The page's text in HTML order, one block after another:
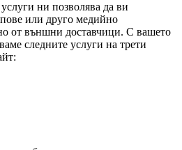
ни позволява да ви
или друго медийно
от външни доставчици. С вашето
следните услуги на трети